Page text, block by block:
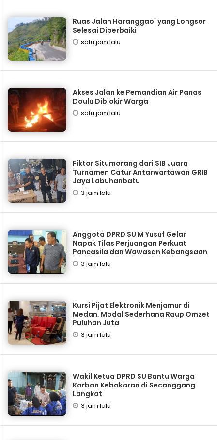
Ruas Jalan Haranggaol yang Longsor
Selesai Diperbaiki
satu jam lalu
Akses Jalan ke Pemandian Air Panas
Doulu Diblokir Warga
satu jam lalu
Fiktor Situmorang dari SIB Juara
Turnamen Catur Antarwartawan GRIB
Jaya Labuhanbatu
3 jam lalu
Anggota DPRD SU M Yusuf Gelar
Napak Tilas Perjuangan Perkuat
Pancasila dan Wawasan Kebangsaan
3 jam lalu
Kursi Pijat Elektronik Menjamur di
Medan, Modal Sederhana Raup Omzet
Puluhan Juta
3 jam lalu
Wakil Ketua DPRD SU Bantu Warga
Korban Kebakaran di Secanggang
Langkat
3 jam lalu